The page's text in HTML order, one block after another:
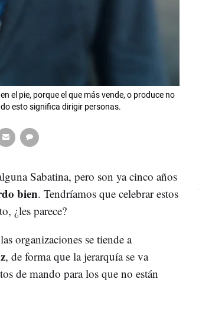
el pie, porque el que más vende, o produce no
esto significa dirigir personas.
Sabatina, pero son ya cinco años
bien. Tendríamos que celebrar estos
¿les parece?
organizaciones se tiende a
, de forma que la jerarquía se va
de mando para los que no están